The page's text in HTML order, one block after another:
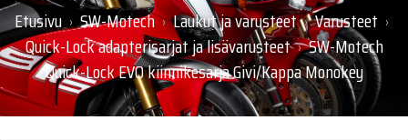
Etusivu › SW-Motech › Laukut ja varusteet › Varusteet ›
Quick-Lock adapterisarjat ja lisävarusteet › SW-Motech
Quick-Lock EVO kiinnikesarja Givi/Kappa Monokey